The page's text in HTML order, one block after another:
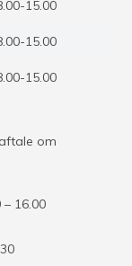
15.00
15.00
15.00
om
16.00